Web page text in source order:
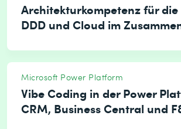
Architekturkompetenz für die
DDD und Cloud im
Microsoft Power Platform
Vibe Coding in der Power
CRM, Business Central und